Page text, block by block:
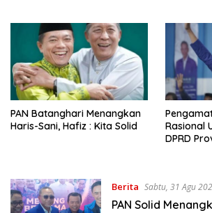
PAN Batanghari Menangkan
Haris-Sani, Hafiz : Kita Solid
Rasional
DPRD
Berita Sabtu, 31 Agu
PAN Solid